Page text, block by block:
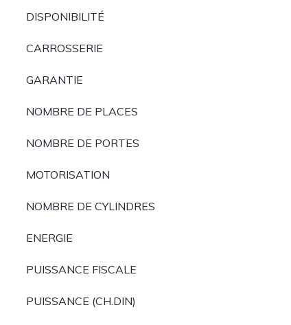
DISPONIBILITÉ
CARROSSERIE
GARANTIE
NOMBRE DE PLACES
NOMBRE DE PORTES
MOTORISATION
NOMBRE DE CYLINDRES
ENERGIE
PUISSANCE FISCALE
PUISSANCE (CH.DIN)